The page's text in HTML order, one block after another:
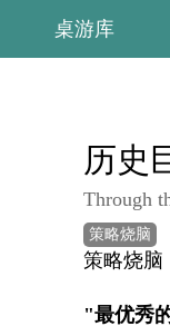
桌游库
历史
Through
策略烧脑
策略烧脑
"最优秀